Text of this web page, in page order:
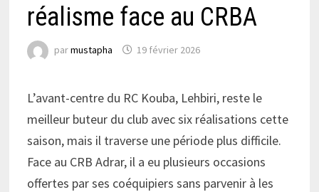
réalisme face au CRBA
parmustapha 19 février 2026
L’avant-centre du RC Kouba, Lehbiri, reste le
meilleur buteur du club avec six réalisations cette
saison, mais il traverse une période plus difficile.
Face au CRB Adrar, il a eu plusieurs occasions
offertes par ses coéquipiers sans parvenir à les